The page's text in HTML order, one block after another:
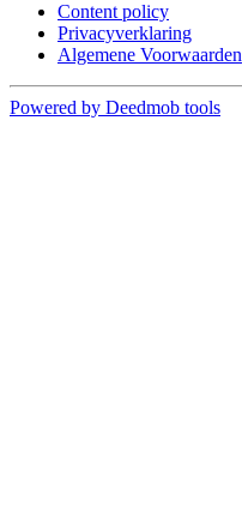
Content policy
Privacyverklaring
Algemene Voorwaarden
Powered by Deedmob tools